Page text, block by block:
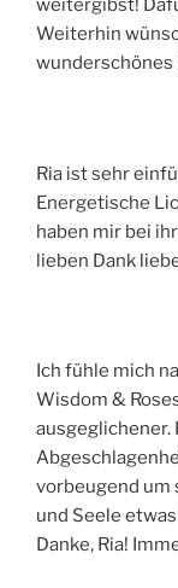
weitergibst!
Weiterhin
wunderschönes
Ria ist sehr
Energetische
haben mir bei
lieben Dank
Ich fühle mich
Wisdom &
ausgeglichener.
vorbeugend um
und Seele
Danke, Ria!